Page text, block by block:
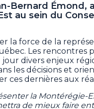
Bernard Émond,
au sein du
la force de la
Les rencontres
divers enjeux
les décisions et
ces dernières aux
la Montérégie-
de mieux faire